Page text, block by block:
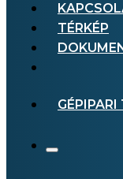
TÉRKÉP